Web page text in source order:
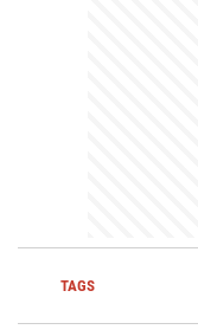
TAGS